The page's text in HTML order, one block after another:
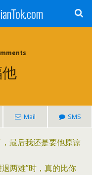
Mail SMS
最后我还是要他原谅
两难”时，真的比你